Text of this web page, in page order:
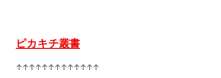
ピカキチ叢書
↑↑↑↑↑↑↑↑↑↑↑↑↑